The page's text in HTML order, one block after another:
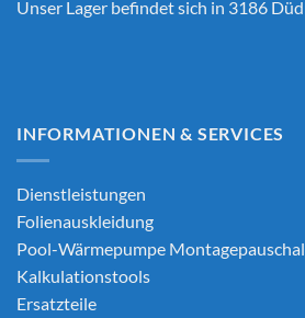
Unser Lager befindet sich in 3186
INFORMATIONEN & SERVICES
Dienstleistungen
Folienauskleidung
Pool-Wärmepumpe
Kalkulationstools
Ersatzteile